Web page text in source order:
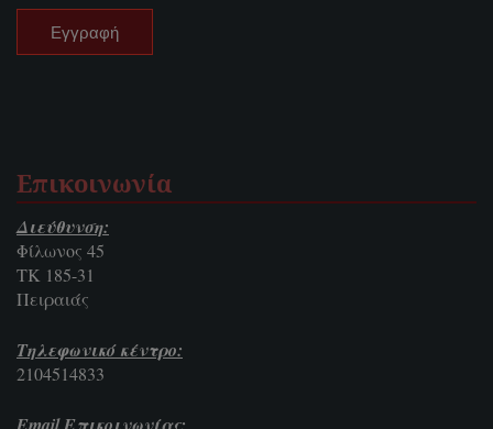
Επικοινωνία
Διεύθυνση:
Φίλωνος 45
ΤΚ 185-31
Πειραιάς
Τηλεφωνικό κέντρο:
2104514833